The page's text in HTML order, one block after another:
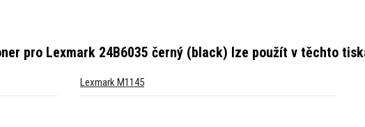
pro Lexmark 24B6035 černý (black) lze použít v těchto
Lexmark M1145